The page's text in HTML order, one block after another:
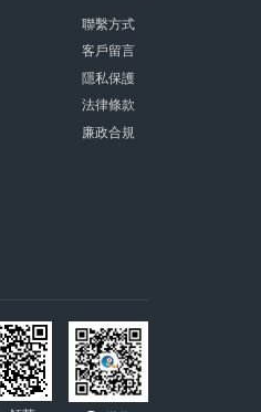
聯繫方式
客戶留言
隱私保護
法律條款
廉政合規